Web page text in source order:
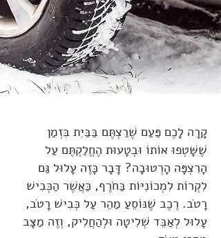
קָרָה לָכֶם פַּעַם שֶׁרַצְתֶּם בַּבַּיִת בִּזְמַן
שֶׁשָּׁטְפוּ אוֹתוֹ וּבְטָעוּת הֶחֱלַקְתֶּם עַל
הָרִצְפָּה הָרְטוּבָה? דָּבָר כָּזֶה עָלוּל גַּם
לִקְרוֹת לִמְכוֹנִיּוֹת בַּחֹרֶף, כַּאֲשֶׁר הַכְּבִישׁ
רָטֹב. רֶכֶב שֶׁנּוֹסֵעַ מַהֵר עַל כְּבִישׁ רָטֹב,
עָלוּל לְאַבֵּד שְׁלִיטָה וּלְהַחֲלִיק, וְזֶה מַצָּב